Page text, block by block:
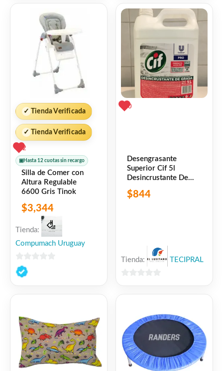
5
✓ Tienda Verificada
✓ Tienda Verificada
2
▣ Hasta 12 cuotas sin recargo
Silla de Comer con
Altura Regulable
6600 Gris Tinok
$3,344
Tienda:
Compumach Uruguay
0
de
0
Desengrasante
Superior Cif 5l
Desincrustante De
$844
Tienda: TECIPRAL